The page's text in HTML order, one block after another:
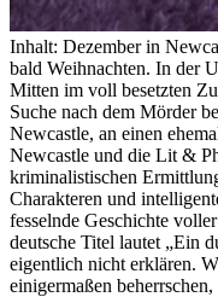
Inhalt: Dezember in
bald Weihnachten. In der
Mitten im voll besetzten
Suche nach dem Mörder
Newcastle, an einen
Newcastle und die Lit &
kriminalistischen
Charakteren und
fesselnde Geschichte
deutsche Titel lautet „Ein
eigentlich nicht erklären.
einigermaßen